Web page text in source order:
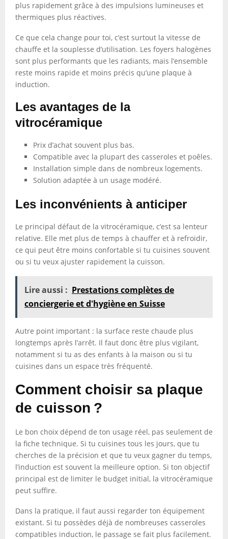
plus rapidement grâce à des impulsions lumineuses et
thermiques plus réactives.
Ce que cela change pour toi, c’est surtout la vitesse de
chauffe et la souplesse d’utilisation. Les foyers halogènes
sont plus performants que les radiants, mais l’ensemble
reste moins rapide et moins précis qu’une plaque à
induction.
Les avantages de la
vitrocéramique
Prix d’achat souvent plus bas.
Compatible avec la plupart des casseroles et poêles.
Installation simple dans de nombreux logements.
Solution adaptée à un usage modéré.
Les inconvénients à anticiper
Le principal défaut de la vitrocéramique, c’est sa lenteur
relative. Elle met plus de temps à chauffer et à refroidir,
ce qui peut être moins confortable si tu cuisines souvent
ou si tu veux ajuster rapidement la cuisson.
Lire aussi : Prestations complètes de
conciergerie et d'hygiène en Suisse
Autre point important : la surface reste chaude plus
longtemps après l’arrêt. Il faut donc être plus vigilant,
notamment si tu as des enfants à la maison ou si tu
cuisines dans un espace très fréquenté.
Comment choisir sa plaque
de cuisson ?
Le bon choix dépend de ton usage réel, pas seulement de
la fiche technique. Si tu cuisines tous les jours, que tu
cherches de la précision et que tu veux gagner du temps,
l’induction est souvent la meilleure option. Si ton objectif
principal est de limiter le budget initial, la vitrocéramique
peut suffire.
Dans la pratique, il faut aussi regarder ton équipement
existant. Si tu possèdes déjà de nombreuses casseroles
compatibles induction, le passage se fait plus facilement.